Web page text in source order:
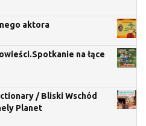
aktora
na łące
/ Bliski Wschód
Planet